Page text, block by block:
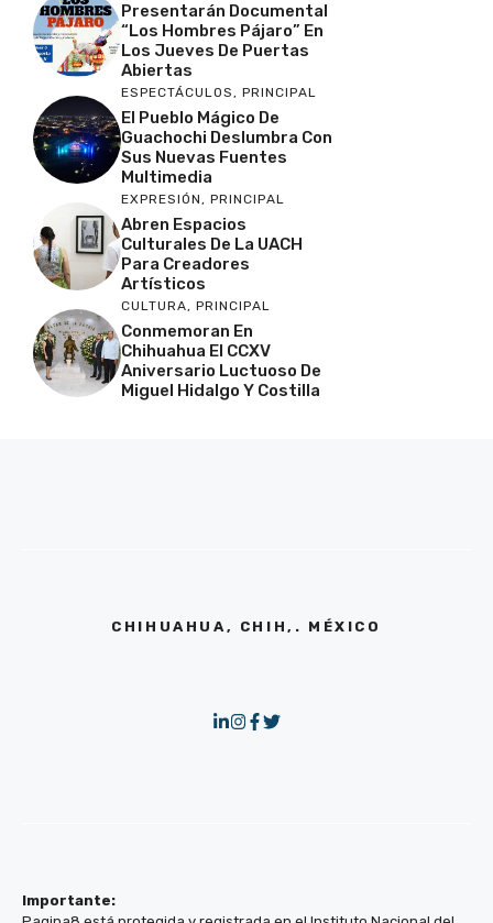
Presentarán Documental
“Los Hombres Pájaro” En
Los Jueves De Puertas
Abiertas
ESPECTÁCULOS, PRINCIPAL
El Pueblo Mágico De
Guachochi Deslumbra Con
Sus Nuevas Fuentes
Multimedia
EXPRESIÓN, PRINCIPAL
Abren Espacios
Culturales De La UACH
Para Creadores
Artísticos
CULTURA, PRINCIPAL
Conmemoran En
Chihuahua El CCXV
Aniversario Luctuoso De
Miguel Hidalgo Y Costilla
CHIHUAHUA, CHIH,. MÉXICO
Importante: